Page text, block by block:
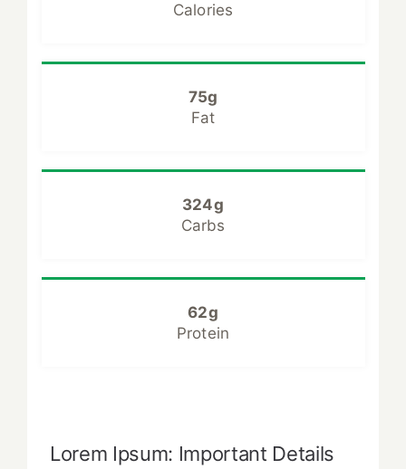
Calories
75g
Fat
324g
Carbs
62g
Protein
Lorem Ipsum: Important Details